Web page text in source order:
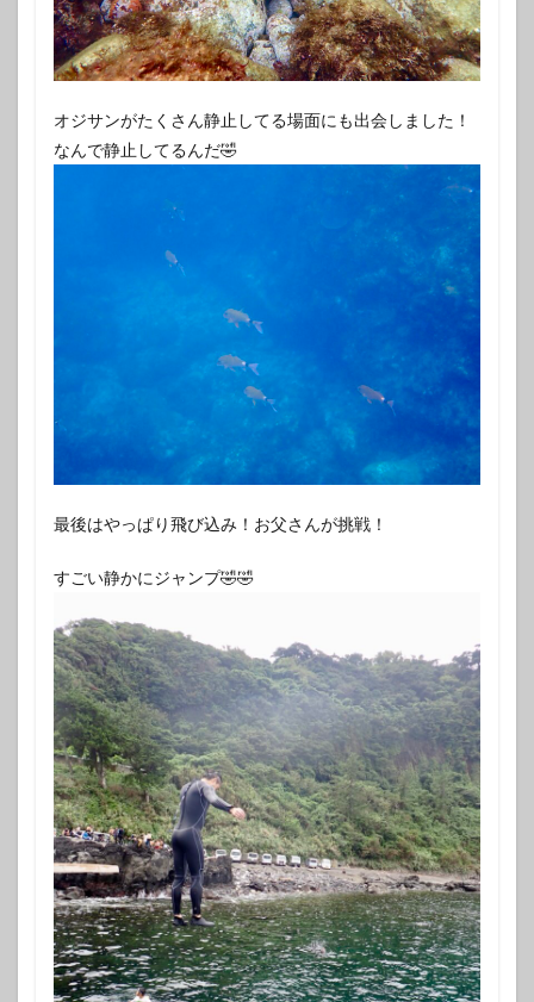
オジサンがたくさん静止してる場面にも出会しました！
なんで静止してるんだ🤣
最後はやっぱり飛び込み！お父さんが挑戦！
すごい静かにジャンプ🤣🤣